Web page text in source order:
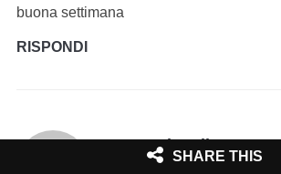
buona settimana
RISPONDI
La cucina di Esme
SHARE THIS